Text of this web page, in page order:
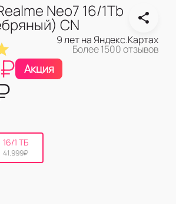
Neo7 16/1Tb
CN
9 лет на Яндекс.Картах
Более 1500 отзывов
₽ Акция
16/1 ТБ
41.999₽